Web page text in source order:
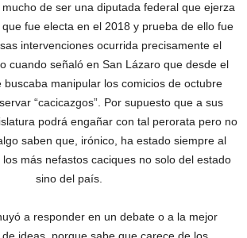
de ser una diputada federal que ejerza
fue electa en el 2018 y prueba de ello fue
intervenciones ocurrida precisamente el
cuando señaló en San Lázaro que desde el
buscaba manipular los comicios de octubre
“cacicazgos”. Por supuesto que a sus
podrá engañar con tal perorata pero no
saben que, irónico, ha estado siempre al
más nefastos caciques no solo del estado
sino del país.
a responder en un debate o a la mejor